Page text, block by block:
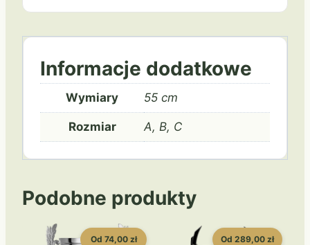
Informacje dodatkowe
Wymiary 55 cm
Rozmiar A, B, C
Podobne produkty
Od 74,00 zł Od 289,00 zł